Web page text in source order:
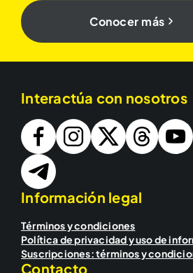
Conocer más
Interactúa con nosotros
Información legal
Términos y condiciones
Política de privacidad y uso de
Suscripciones: términos y
Contacto